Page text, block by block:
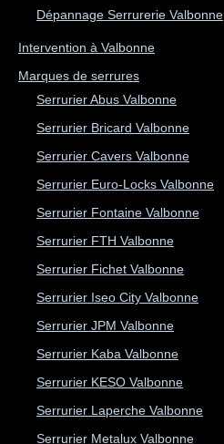
Dépannage Serrurerie Valbonne
Intervention à Valbonne
Marques de serrures
Serrurier Abus Valbonne
Serrurier Bricard Valbonne
Serrurier Cavers Valbonne
Serrurier Euro-Locks Valbonne
Serrurier Fontaine Valbonne
Serrurier FTH Valbonne
Serrurier Fichet Valbonne
Serrurier Iseo City Valbonne
Serrurier JPM Valbonne
Serrurier Kaba Valbonne
Serrurier KESO Valbonne
Serrurier Laperche Valbonne
Serrurier Metalux Valbonne